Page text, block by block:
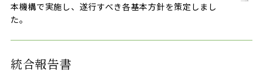
本機構で実施し、遂行すべき各基本方針を策定しまし
た。
統合報告書